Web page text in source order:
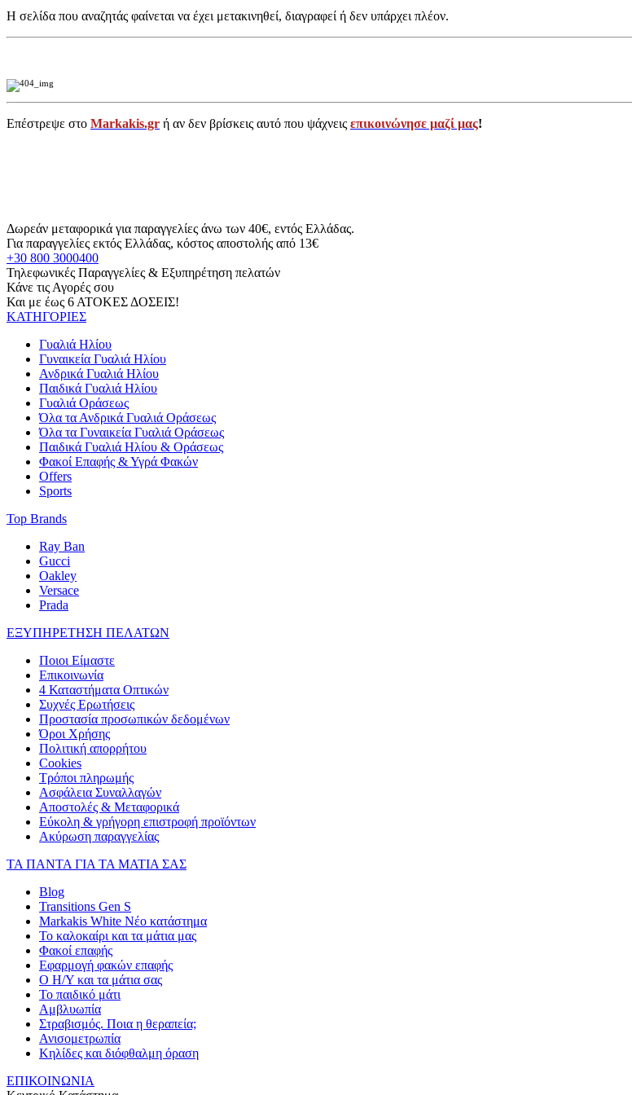
Η σελίδα που αναζητάς φαίνεται να έχει μετακινηθεί, διαγραφεί ή δεν υπάρχει πλέον.
Επέστρεψε στο Markakis.gr ή αν δεν βρίσκεις αυτό που ψάχνεις επικοινώνησε μαζί μας!
Δωρεάν μεταφορικά για παραγγελίες άνω των 40€, εντός Ελλάδας.
Για παραγγελίες εκτός Ελλάδας, κόστος αποστολής από 13€
+30 800 3000400
Τηλεφωνικές Παραγγελίες & Εξυπηρέτηση πελατών
Κάνε τις Αγορές σου
Και με έως 6 ΑΤΟΚΕΣ ΔΟΣΕΙΣ!
ΚΑΤΗΓΟΡΙΕΣ
Γυαλιά Ηλίου
Γυναικεία Γυαλιά Ηλίου
Ανδρικά Γυαλιά Ηλίου
Παιδικά Γυαλιά Ηλίου
Γυαλιά Οράσεως
Όλα τα Ανδρικά Γυαλιά Οράσεως
Όλα τα Γυναικεία Γυαλιά Οράσεως
Παιδικά Γυαλιά Ηλίου & Οράσεως
Φακοί Επαφής & Υγρά Φακών
Offers
Sports
Top Brands
Ray Ban
Gucci
Oakley
Versace
Prada
ΕΞΥΠΗΡΕΤΗΣΗ ΠΕΛΑΤΩΝ
Ποιοι Είμαστε
Επικοινωνία
4 Καταστήματα Οπτικών
Συχνές Ερωτήσεις
Προστασία προσωπικών δεδομένων
Όροι Χρήσης
Πολιτική απορρήτου
Cookies
Τρόποι πληρωμής
Ασφάλεια Συναλλαγών
Αποστολές & Μεταφορικά
Εύκολη & γρήγορη επιστροφή προϊόντων
Ακύρωση παραγγελίας
ΤΑ ΠΑΝΤΑ ΓΙΑ ΤΑ ΜΑΤΙΑ ΣΑΣ
Blog
Transitions Gen S
Markakis White Νέο κατάστημα
Το καλοκαίρι και τα μάτια μας
Φακοί επαφής
Εφαρμογή φακών επαφής
Ο Η/Υ και τα μάτια σας
Το παιδικό μάτι
Αμβλυωπία
Στραβισμός. Ποια η θεραπεία;
Ανισομετρωπία
Κηλίδες και διόφθαλμη όραση
ΕΠΙΚΟΙΝΩΝΙΑ